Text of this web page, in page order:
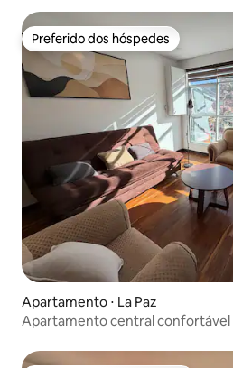
Preferido dos hóspedes
Preferido dos hóspedes
Apartamento ⋅ La Paz
Apartamento central confortável